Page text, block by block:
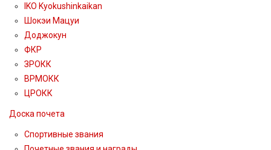
IKO Kyokushinkaikan
Шокэи Мацуи
Доджокун
ФКР
ЗРОКК
ВРМОКК
ЦРОКК
Доска почета
Спортивные звания